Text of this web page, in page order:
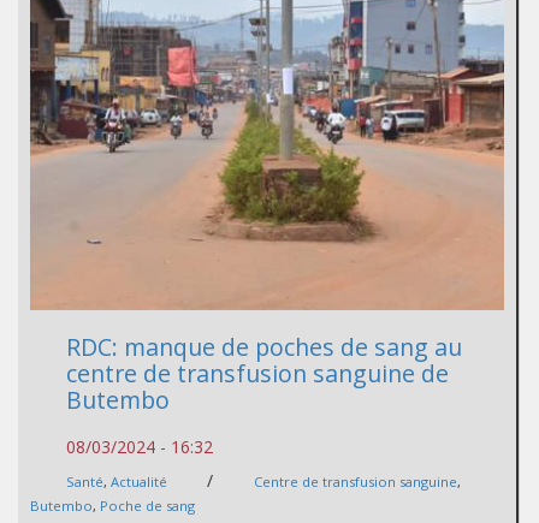
RDC: manque de poches de sang au
centre de transfusion sanguine de
Butembo
08/03/2024 - 16:32
Santé, Actualité / Centre de transfusion sanguine,
Butembo, Poche de sang